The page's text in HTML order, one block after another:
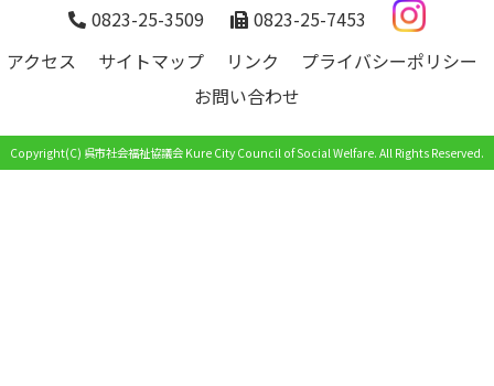
0823-25-3509
0823-25-7453
アクセス
サイトマップ リンク
プライバシーポリシー
お問い合わせ
Copyright(C) 呉市社会福祉協議会 Kure City Council of Social Welfare. All Rights Reserved.